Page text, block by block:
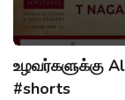
உழவர்களுக்கு
#shorts